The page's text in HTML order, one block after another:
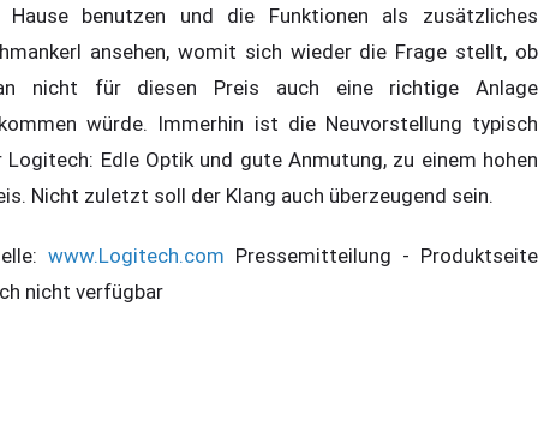
Hause benutzen und die Funktionen als zusätzliches
ansehen, womit sich wieder die Frage stellt, ob
nicht für diesen Preis auch eine richtige Anlage
würde. Immerhin ist die Neuvorstellung typisch
Logitech: Edle Optik und gute Anmutung, zu einem hohen
Nicht zuletzt soll der Klang auch überzeugend sein.
www.Logitech.com Pressemitteilung - Produktseite
nicht verfügbar